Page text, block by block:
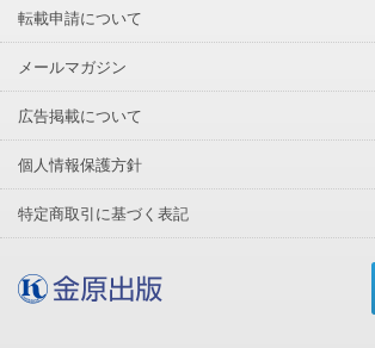
転載申請について
メールマガジン
広告掲載について
個人情報保護方針
特定商取引に基づく表記